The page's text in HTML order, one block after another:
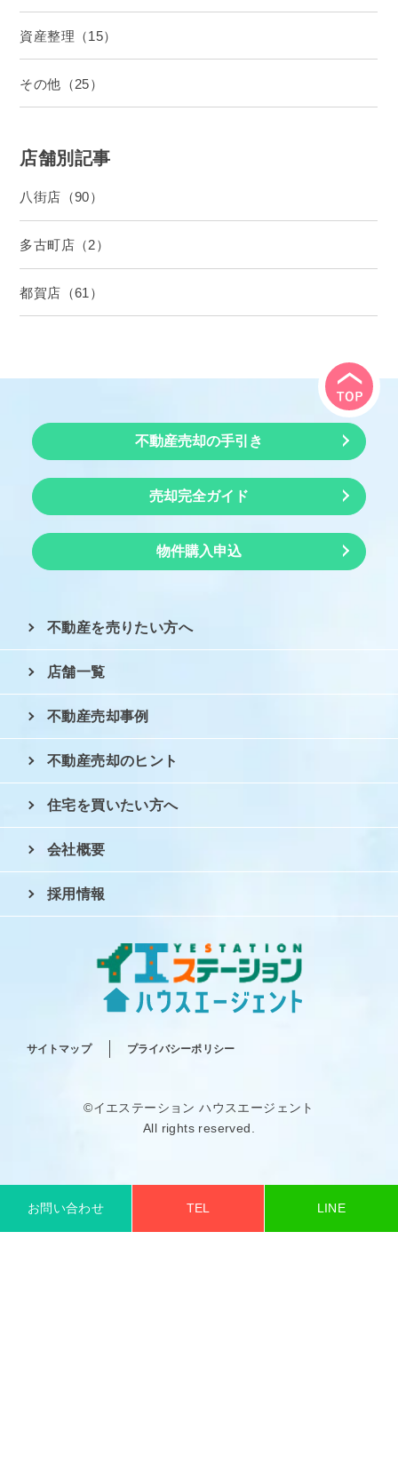
資産整理（15）
その他（25）
店舗別記事
八街店（90）
多古町店（2）
都賀店（61）
不動産売却の手引き
売却完全ガイド
物件購入申込
サイトマップ プライバシーポリシー
不動産を売りたい方へ
店舗一覧
不動産売却事例
不動産売却のヒント
住宅を買いたい方へ
会社概要
採用情報
©イエステーション ハウスエージェント
All rights reserved.
お問い合わせ TEL LINE